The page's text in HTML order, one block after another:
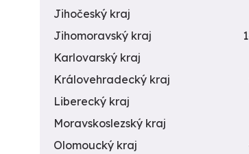
Jihočeský kraj
Jihomoravský kraj
Karlovarský kraj
Královehradecký kraj
Liberecký kraj
Moravskoslezský kraj
Olomoucký kraj